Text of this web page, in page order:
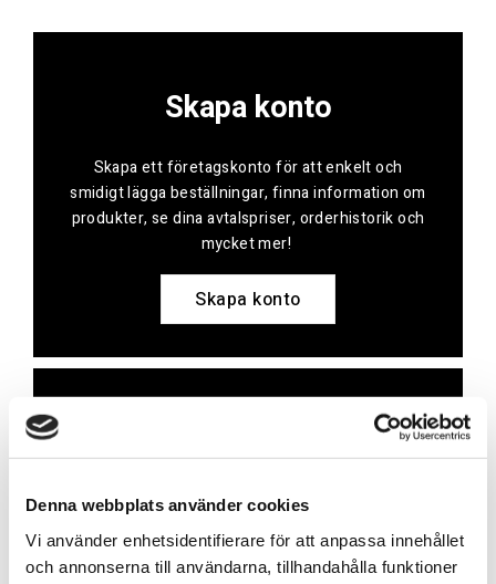
Denna webbplats använder cookies
Vi använder enhetsidentifierare för att anpassa innehållet
och annonserna till användarna, tillhandahålla funktioner
Skapa konto
Skapa ett företagskonto för att enkelt och
smidigt lägga beställningar, finna information om
produkter, se dina avtalspriser, orderhistorik och
mycket mer!
Skapa konto
Har du frågor eller behöver hjälp?
Vi finns här för dig!
Vår kundtjänst är tillgänglig Mån – Fre: 07:30 –